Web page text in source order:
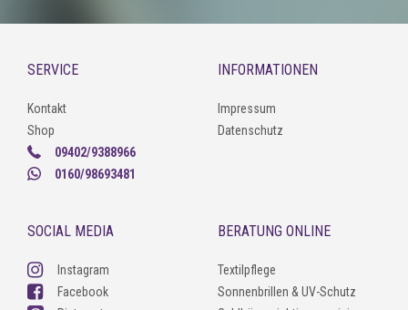
SERVICE
Kontakt
Shop
09402/9388966
0160/98693481
INFORMATIONEN
Impressum
Datenschutz
SOCIAL MEDIA
Instagram
Facebook
BERATUNG ONLINE
Textilpflege
Sonnenbrillen & UV-Schutz